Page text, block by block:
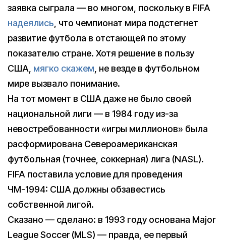
заявка сыграла — во многом, поскольку в FIFA
надеялись, что чемпионат мира подстегнет
развитие футбола в отстающей по этому
показателю стране. Хотя решение в пользу
США, мягко скажем, не везде в футбольном
мире вызвало понимание.
На тот момент в США даже не было своей
национальной лиги — в 1984 году из-за
невостребованности «игры миллионов» была
расформирована Североамериканская
футбольная (точнее, соккерная) лига (NASL).
FIFA поставила условие для проведения
ЧМ-1994: США должны обзавестись
собственной лигой.
Сказано — сделано: в 1993 году основана Major
League Soccer (MLS) — правда, ее первый